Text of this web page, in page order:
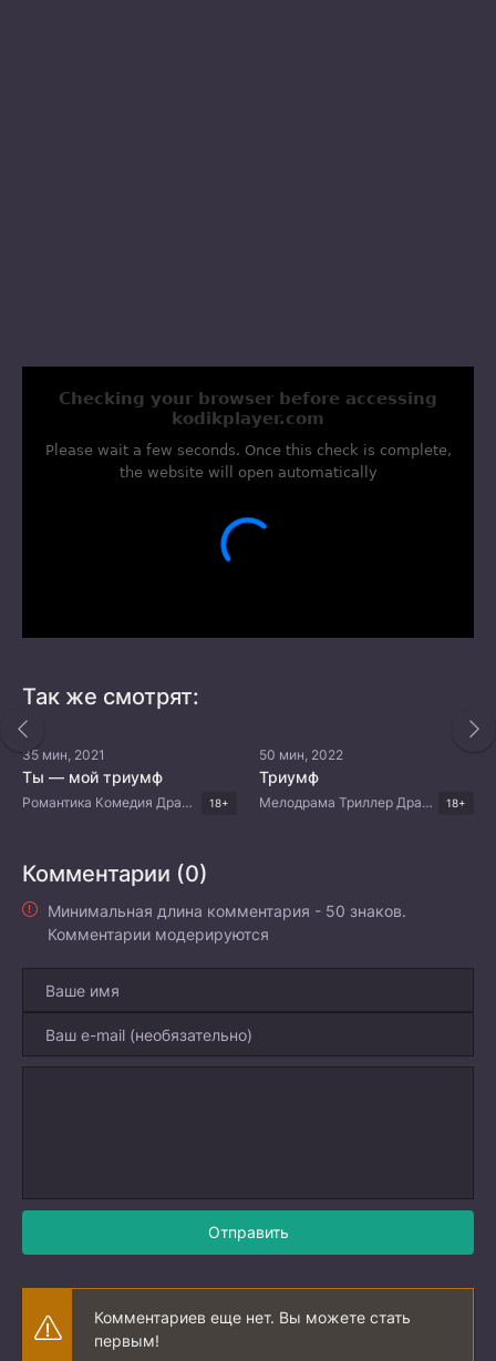
Так же смотрят:
35 мин, 2021
Ты — мой триумф
Романтика Комедия Драма Китайские дорамы 18+
50 мин, 2022
Триумф
Мелодрама Триллер Драма Корейские дорамы 18+
Комментарии (0)
Минимальная длина комментария - 50 знаков.
Комментарии модерируются
Отправить
Комментариев еще нет. Вы можете стать
первым!